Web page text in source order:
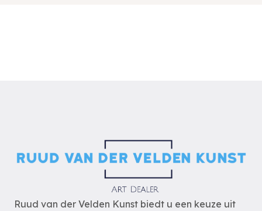
Ruud van der Velden Kunst biedt u een keuze uit